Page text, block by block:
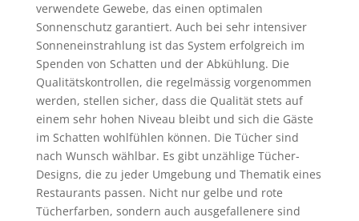
verwendete Gewebe, das einen optimalen
Sonnenschutz garantiert. Auch bei sehr intensiver
Sonneneinstrahlung ist das System erfolgreich im
Spenden von Schatten und der Abkühlung. Die
Qualitätskontrollen, die regelmässig vorgenommen
werden, stellen sicher, dass die Qualität stets auf
einem sehr hohen Niveau bleibt und sich die Gäste
im Schatten wohlfühlen können. Die Tücher sind
nach Wunsch wählbar. Es gibt unzählige Tücher-
Designs, die zu jeder Umgebung und Thematik eines
Restaurants passen. Nicht nur gelbe und rote
Tücherfarben, sondern auch ausgefallenere sind